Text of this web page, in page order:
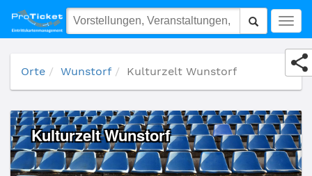
Kulturzelt Wunstorf
Orte Wunstorf Kulturzelt Wunstorf
Kulturzelt Wunstorf